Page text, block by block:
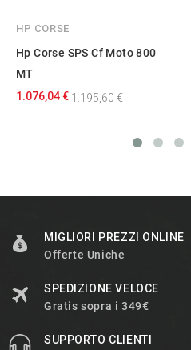
HP CORSE
Hp Corse SPS Cf Moto 800
MT
1.076,04 €1.195,60 €
MIGLIORI PREZZI ONLINE
Offerte Uniche
SPEDIZIONE VELOCE
Gratis sopra i 349€
SUPPORTO CLIENTI